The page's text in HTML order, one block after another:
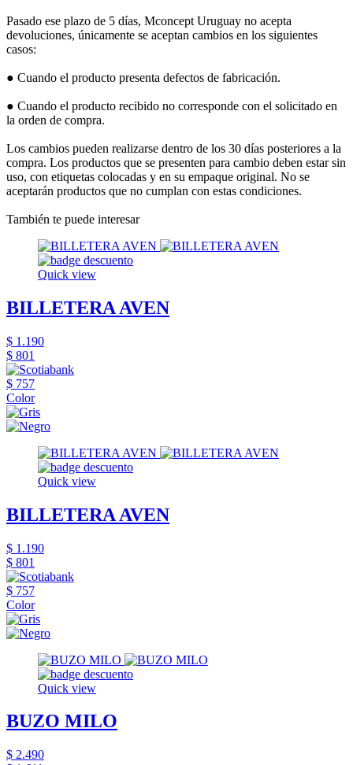
Pasado ese plazo de 5 días, Mconcept Uruguay no acepta
devoluciones, únicamente se aceptan cambios en los siguientes
casos:
● Cuando el producto presenta defectos de fabricación.
● Cuando el producto recibido no corresponde con el solicitado en
la orden de compra.
Los cambios pueden realizarse dentro de los 30 días posteriores a la
compra. Los productos que se presenten para cambio deben estar sin
uso, con etiquetas colocadas y en su empaque original. No se
aceptarán productos que no cumplan con estas condiciones.
También te puede interesar
Quick view
BILLETERA AVEN
$ 1.190
$ 801
$ 757
Color
Quick view
BILLETERA AVEN
$ 1.190
$ 801
$ 757
Color
Quick view
BUZO MILO
$ 2.490